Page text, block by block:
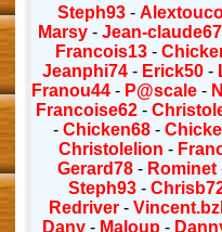
Steph93 -
Marsy -Jean-claude67
Francois13-
Jeanphi74 - Erick50 -
Franou44- P@scale-
Francoise62-
- Chicken68-
Christolelion -
Gerard78- Rominet
Steph93-
Redriver -
Dany- Maloup-